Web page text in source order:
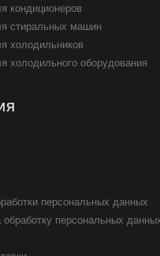
кондиционеров
стиральных машин
холодильников
холодильного оборудования
персональных данных
обработку персональных